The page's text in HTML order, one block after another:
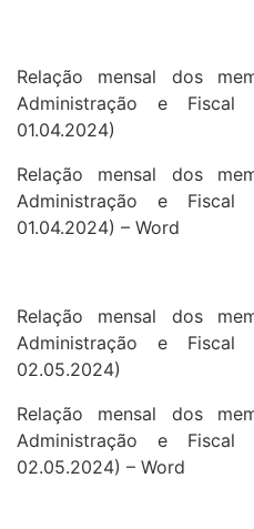
Relação mensal dos
Administração e
01.04.2024)
Relação mensal dos
Administração e
01.04.2024) – Word
Relação mensal dos
Administração e
02.05.2024)
Relação mensal dos
Administração e
02.05.2024) – Word